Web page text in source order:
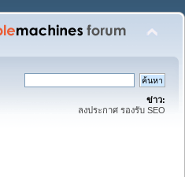
ข่าว:
ลงประกาศ รองรับ SEO